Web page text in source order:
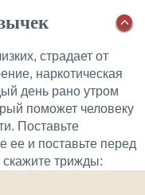
страдает от
наркотическая
день рано утром
поможет человеку
Поставьте
ее и поставьте перед
скажите трижды: